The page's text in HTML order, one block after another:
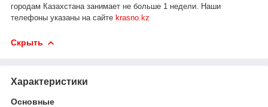
городам Казахстана занимает не больше 1 недели.
Наши
телефоны указаны на сайте krasno.kz
Скрыть
Характеристики
Основные